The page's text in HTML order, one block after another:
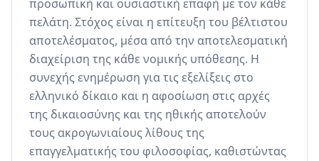
προσωπική και ουσιαστική επαφή με τον κάθε
πελάτη. Στόχος είναι η επίτευξη του βέλτιστου
αποτελέσματος, μέσα από την αποτελεσματική
διαχείριση της κάθε νομικής υπόθεσης. Η
συνεχής ενημέρωση για τις εξελίξεις στο
ελληνικό δίκαιο και η αφοσίωση στις αρχές
της δικαιοσύνης και της ηθικής αποτελούν
τους ακρογωνιαίους λίθους της
επαγγελματικής του φιλοσοφίας, καθιστώντας